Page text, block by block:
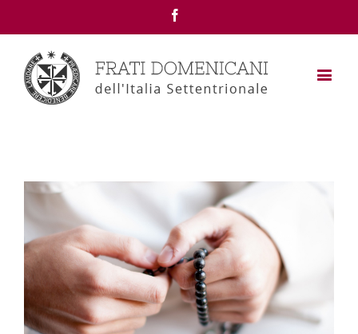
View
Larger
Image